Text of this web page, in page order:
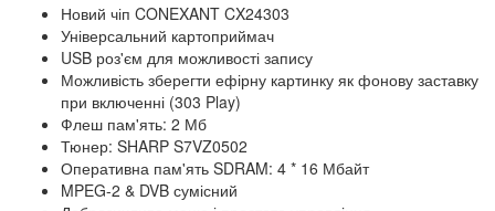
Новий чіп CONEXANT CX24303
Універсальний картоприймач
USB роз'єм для можливості запису
Можливість зберегти ефірну картинку як фонову заставку
при включенні (303 Play)
Флеш пам'ять: 2 Мб
Тюнер: SHARP S7VZ0502
Оперативна пам'ять SDRAM: 4 * 16 Мбайт
MPEG-2 & DVB сумісний